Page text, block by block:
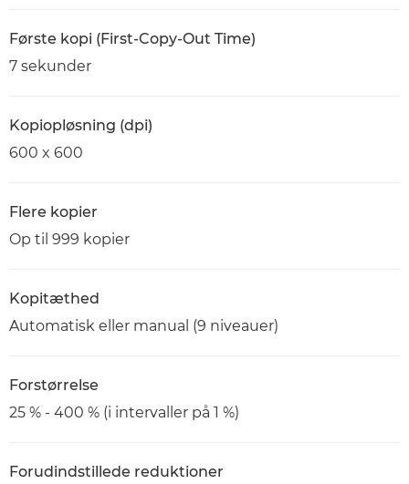
Første kopi (First-Copy-Out Time)
7 sekunder
Kopiopløsning (dpi)
600 x 600
Flere kopier
Op til 999 kopier
Kopitæthed
Automatisk eller manual (9 niveauer)
Forstørrelse
25 % - 400 % (i intervaller på 1 %)
Forudindstillede reduktioner